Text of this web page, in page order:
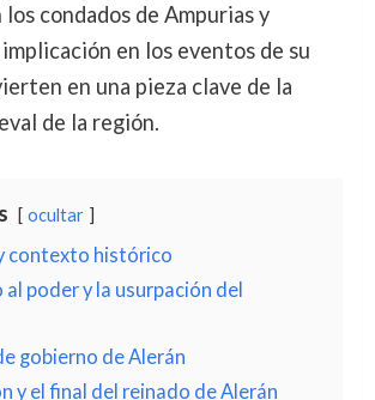
condados de Ampurias y
en los eventos de su
en una pieza clave de la
de la región.
ocultar
contexto histórico
al poder y la usurpación del
gobierno de Alerán
y el final del reinado de Alerán